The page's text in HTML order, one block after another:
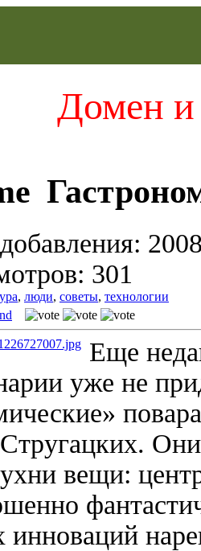
Домен и
301
, люди, советы, технологии
Еще
уже не
вещи:
инноваций